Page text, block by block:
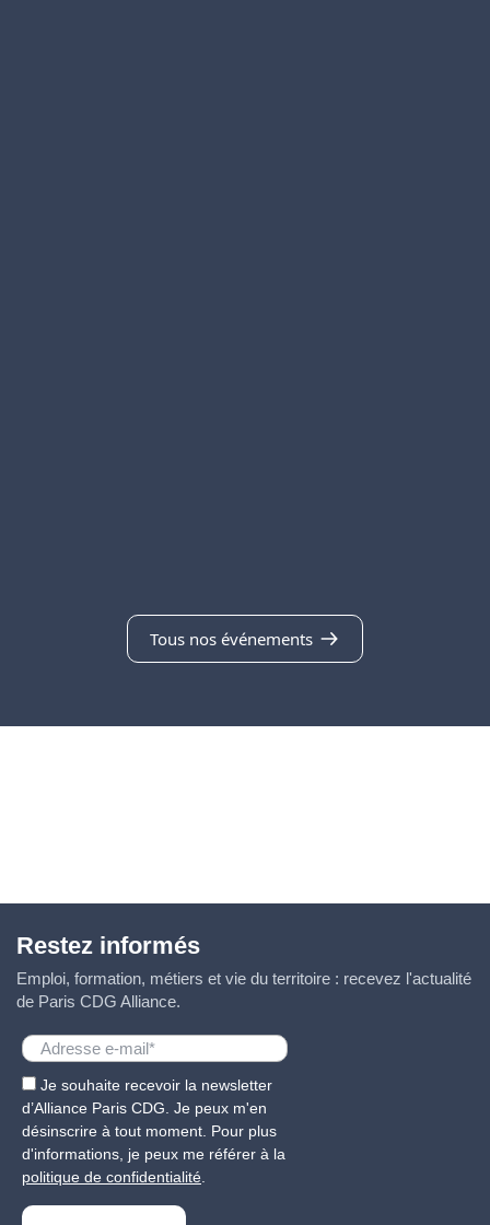
Tous nos événements
Restez informés
Emploi, formation, métiers et vie du territoire : recevez l'actualité
de Paris CDG Alliance.
Je souhaite recevoir la newsletter
d’Alliance Paris CDG. Je peux m'en
désinscrire à tout moment. Pour plus
d'informations, je peux me référer à la
politique de confidentialité